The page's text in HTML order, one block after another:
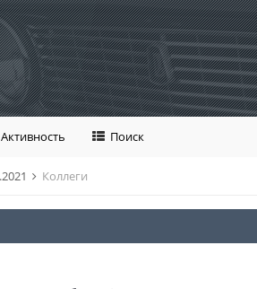
Активность Поиск
Коллеги